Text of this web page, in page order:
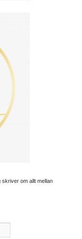
om allt mellan